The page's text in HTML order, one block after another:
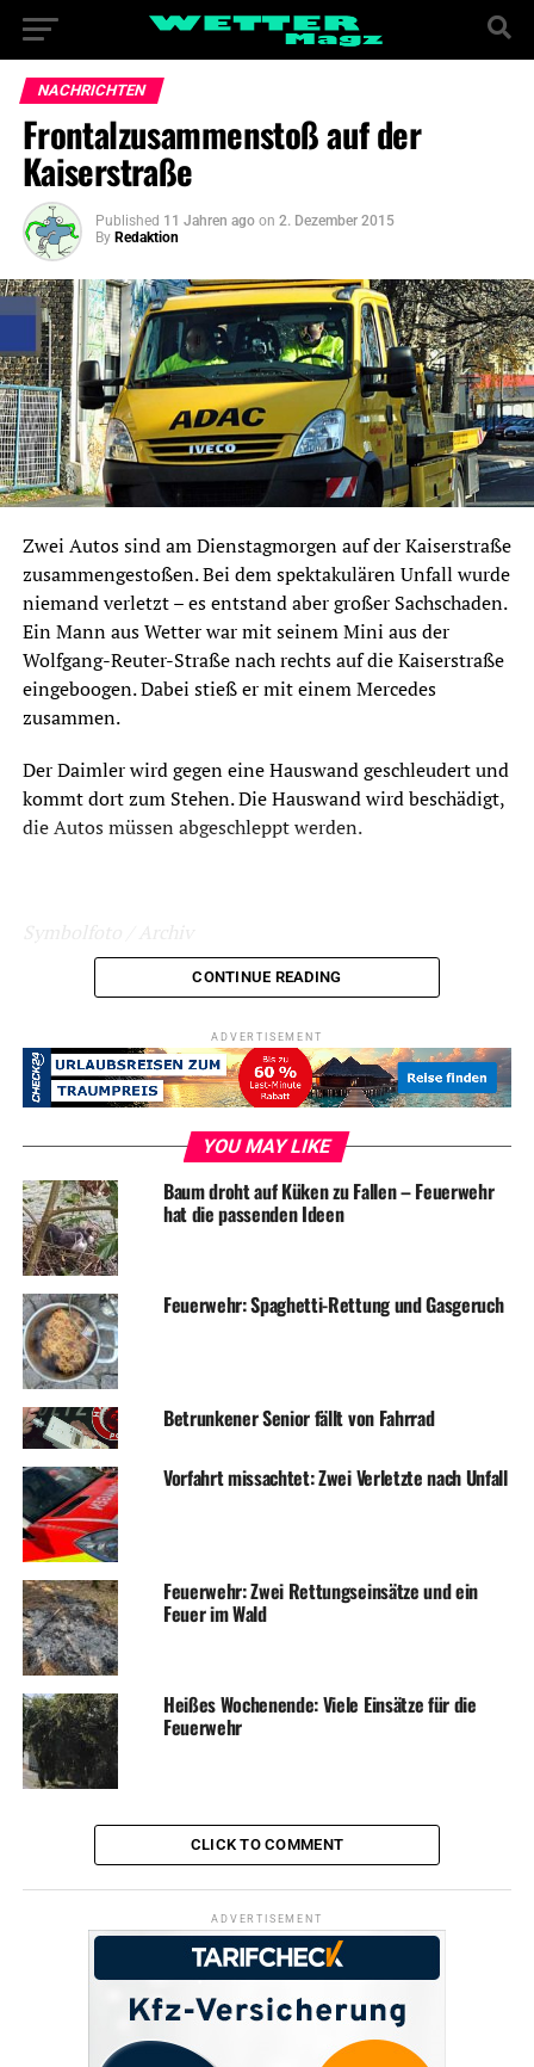
NACHRICHTEN
Frontalzusammenstoß auf der
Kaiserstraße
Published 11 Jahren ago on 2. Dezember 2015
By Redaktion
Zwei Autos sind am Dienstagmorgen auf der Kaiserstraße
zusammengestoßen. Bei dem spektakulären Unfall wurde
niemand verletzt – es entstand aber großer Sachschaden.
Ein Mann aus Wetter war mit seinem Mini aus der
Wolfgang-Reuter-Straße nach rechts auf die Kaiserstraße
eingeboogen. Dabei stieß er mit einem Mercedes
zusammen.
Der Daimler wird gegen eine Hauswand geschleudert und
kommt dort zum Stehen. Die Hauswand wird beschädigt,
die Autos müssen abgeschleppt werden.
Symbolfoto / Archiv
ADVERTISEMENT
RELATED TOPICS: BLAULICHT NEWS UNFALL
Lions Club mit Köstlichkeiten und Kunstkalender auf dem
Weihnachtsmarkt
DON'T MISS
Teilediebe brechen gleich Fünf BMW auf
CONTINUE READING
ADVERTISEMENT
YOU MAY LIKE
Baum droht auf Küken zu Fallen – Feuerwehr
hat die passenden Ideen
Feuerwehr: Spaghetti-Rettung und Gasgeruch
Betrunkener Senior fällt von Fahrrad
Vorfahrt missachtet: Zwei Verletzte nach Unfall
Feuerwehr: Zwei Rettungseinsätze und ein
Feuer im Wald
Heißes Wochenende: Viele Einsätze für die
Feuerwehr
CLICK TO COMMENT
ADVERTISEMENT